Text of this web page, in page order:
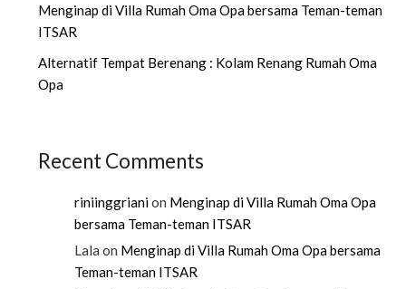
Menginap di Villa Rumah Oma Opa bersama Teman-teman
ITSAR
Alternatif Tempat Berenang : Kolam Renang Rumah Oma
Opa
Recent Comments
riniinggrianion Menginap di Villa Rumah Oma Opa
bersama Teman-teman ITSAR
Lala on Menginap di Villa Rumah Oma Opa bersama
Teman-teman ITSAR